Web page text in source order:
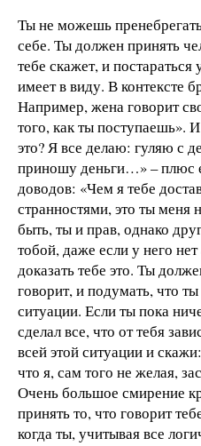
Ты не можешь
себе. Ты должен принять
тебе скажет, и
имеет в виду. В контексте
Например, жена говорит
того, как ты поступаешь».
это? Я все делаю: гуляю с
приношу деньги…» – плюс
доводов: «Чем я тебе
странностями, это ты
быть, ты и прав, однако
тобой, даже если у него
доказать тебе это. Ты
говорит, и подумать, что
ситуации. Если ты пока
сделал все, что от тебя
всей этой ситуации и
что я, сам того не желая,
Очень большое смирение
принять то, что говорит
когда ты, учитывая все